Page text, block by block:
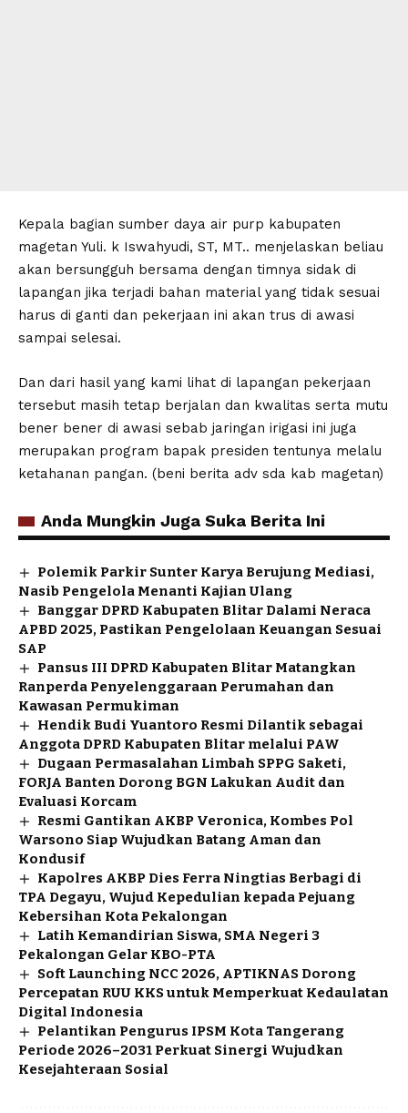
Kepala bagian sumber daya air purp kabupaten
magetan Yuli. k Iswahyudi, ST, MT.. menjelaskan beliau
akan bersungguh bersama dengan timnya sidak di
lapangan jika terjadi bahan material yang tidak sesuai
harus di ganti dan pekerjaan ini akan trus di awasi
sampai selesai.
Dan dari hasil yang kami lihat di lapangan pekerjaan
tersebut masih tetap berjalan dan kwalitas serta mutu
bener bener di awasi sebab jaringan irigasi ini juga
merupakan program bapak presiden tentunya melalu
ketahanan pangan. (beni berita adv sda kab magetan)
Anda Mungkin Juga Suka Berita Ini
Polemik Parkir Sunter Karya Berujung Mediasi,
Nasib Pengelola Menanti Kajian Ulang
Banggar DPRD Kabupaten Blitar Dalami Neraca
APBD 2025, Pastikan Pengelolaan Keuangan Sesuai
SAP
Pansus III DPRD Kabupaten Blitar Matangkan
Ranperda Penyelenggaraan Perumahan dan
Kawasan Permukiman
Hendik Budi Yuantoro Resmi Dilantik sebagai
Anggota DPRD Kabupaten Blitar melalui PAW
Dugaan Permasalahan Limbah SPPG Saketi,
FORJA Banten Dorong BGN Lakukan Audit dan
Evaluasi Korcam
Resmi Gantikan AKBP Veronica, Kombes Pol
Warsono Siap Wujudkan Batang Aman dan
Kondusif
Kapolres AKBP Dies Ferra Ningtias Berbagi di
TPA Degayu, Wujud Kepedulian kepada Pejuang
Kebersihan Kota Pekalongan
Latih Kemandirian Siswa, SMA Negeri 3
Pekalongan Gelar KBO-PTA
Soft Launching NCC 2026, APTIKNAS Dorong
Percepatan RUU KKS untuk Memperkuat Kedaulatan
Digital Indonesia
Pelantikan Pengurus IPSM Kota Tangerang
Periode 2026–2031 Perkuat Sinergi Wujudkan
Kesejahteraan Sosial